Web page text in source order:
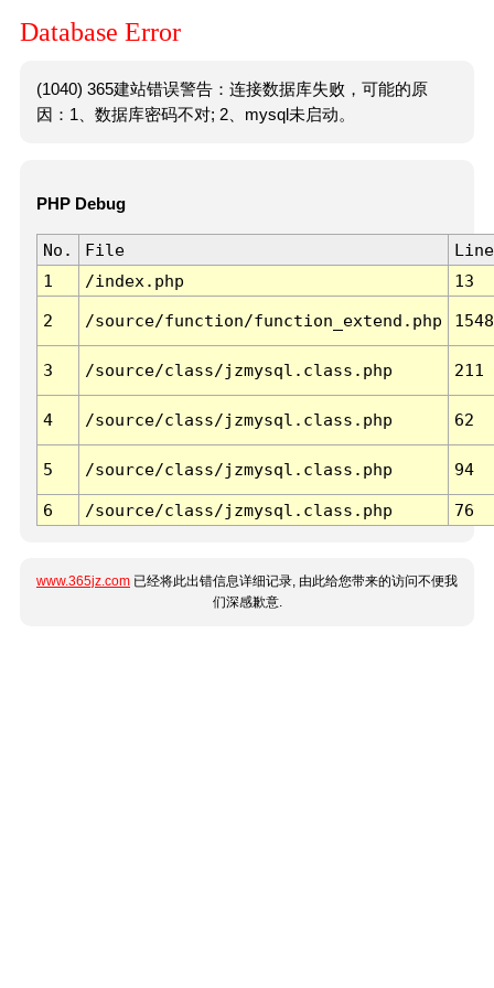
Database Error
(1040) 365建站错误警告：连接数据库失败，可能的原
因：1、数据库密码不对; 2、mysql未启动。
PHP Debug
No. File
Line
1
/index.php 13
2 /source/function/function_extend.php 1548
3 /source/class/jzmysql.class.php 211
4 /source/class/jzmysql.class.php 62
5 /source/class/jzmysql.class.php 94
6 /source/class/jzmysql.class.php 76
www.365jz.com 已经将此出错信息详细记录, 由此给您带来的访问不便我
们深感歉意.